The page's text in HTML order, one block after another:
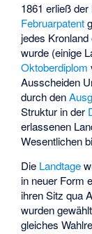
1861 erließ
Februarpatent
jedes
wurde (einige
Oktoberdiplom
Ausscheiden
durch den
Struktur in der
erlassenen
Wesentlichen
Die Landtage
in neuer Form
ihren Sitz qua
wurden
gleiches